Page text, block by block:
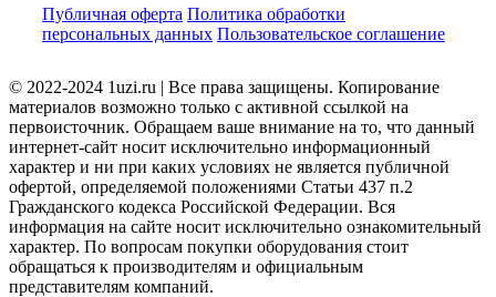
Публичная оферта Политика обработки
персональных данных Пользовательское соглашение
© 2022-2024 1uzi.ru | Все права защищены. Копирование
материалов возможно только с активной ссылкой на
первоисточник. Обращаем ваше внимание на то, что данный
интернет-сайт носит исключительно информационный
характер и ни при каких условиях не является публичной
офертой, определяемой положениями Статьи 437 п.2
Гражданского кодекса Российской Федерации. Вся
информация на сайте носит исключительно ознакомительный
характер. По вопросам покупки оборудования стоит
обращаться к производителям и официальным
представителям компаний.